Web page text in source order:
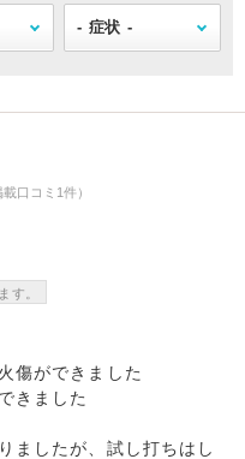
口コミ1件）
す。
傷ができました
きました
ましたが、試し打ちはし